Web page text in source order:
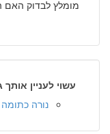
מומלץ לבדוק האם
עשוי לעניין אותך
נורה